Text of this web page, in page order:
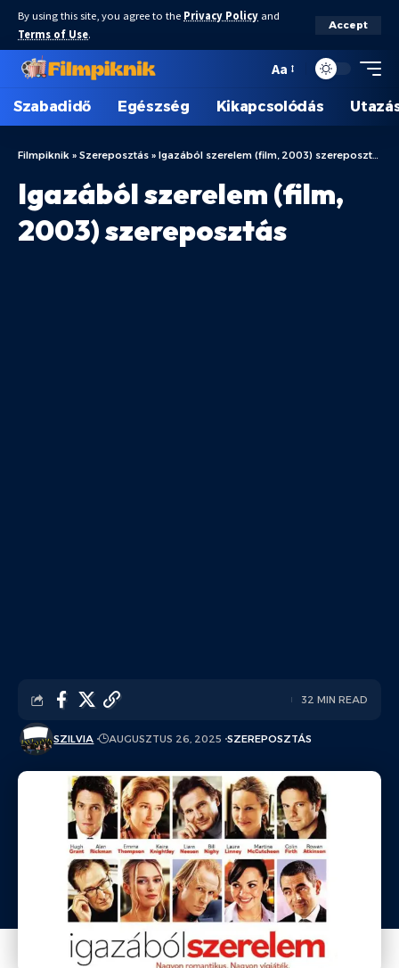
By using this site, you agree to the Privacy Policy and
Terms of Use.
Accept
Aa
Szabadidő Egészség Kikapcsolódás
Filmpiknik » Szereposztás » Igazából szerelem (film, 2003) szereposztás
Igazából szerelem (film,
2003) szereposztás
SZILVIA AUGUSZTUS 26, 2025 SZEREPOSZTÁS
32 MIN READ